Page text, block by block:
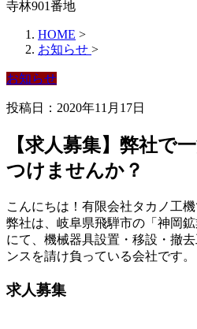
HOME >
お知らせ >
お知らせ
投稿日：2020年11月17日
【求人募集】弊社で
つけませんか？
こんにちは！有限会社タカノ工機
弊社は、岐阜県飛騨市の「神岡
にて、機械器具設置・移設・撤
ンスを請け負っている会社です。
求人募集